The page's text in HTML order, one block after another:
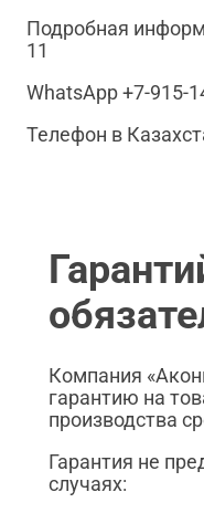
Подробная
11
WhatsApp +7-915-
Телефон в
Компания
гарантию на
производства
Гарантия не
случаях: